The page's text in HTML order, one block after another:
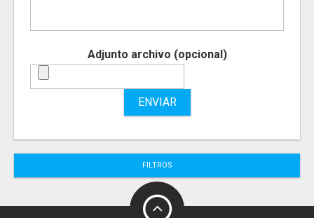
Adjunto archivo (opcional)
ENVIAR
FILTROS